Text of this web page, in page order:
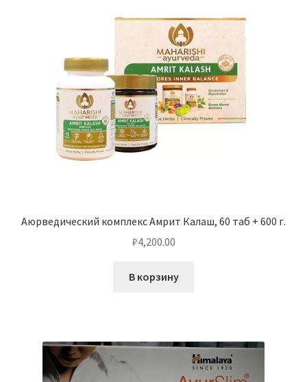
Аюрведический комплекс Амрит Калаш, 60 таб + 600 г.
₽4,200.00
В корзину